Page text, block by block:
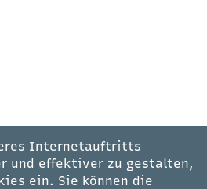
Internetauftritts
und effektiver zu gestalten,
ein. Sie können die